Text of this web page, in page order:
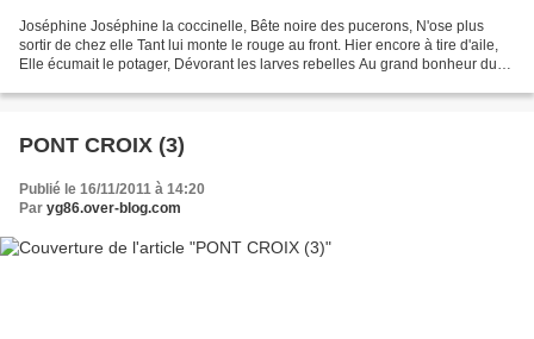
Joséphine Joséphine la coccinelle, Bête noire des pucerons, N'ose plus
sortir de chez elle Tant lui monte le rouge au front. Hier encore à tire d'aile,
Elle écumait le potager, Dévorant les larves rebelles Au grand bonheur du
PONT CROIX (3)
Publié le 16/11/2011 à 14:20
Par yg86.over-blog.com